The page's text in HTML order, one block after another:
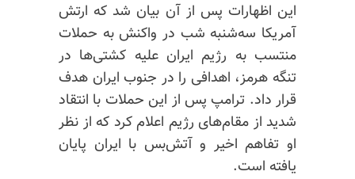
این اظهارات پس از آن بیان شد که ارتش
آمریکا سه‌شنبه شب در واکنش به حملات
منتسب به رژیم ایران علیه کشتی‌ها در
تنگه هرمز، اهدافی را در جنوب ایران هدف
قرار داد. ترامپ پس از این حملات با انتقاد
شدید از مقام‌های رژیم اعلام کرد که از نظر
او تفاهم اخیر و آتش‌بس با ایران پایان
یافته است.